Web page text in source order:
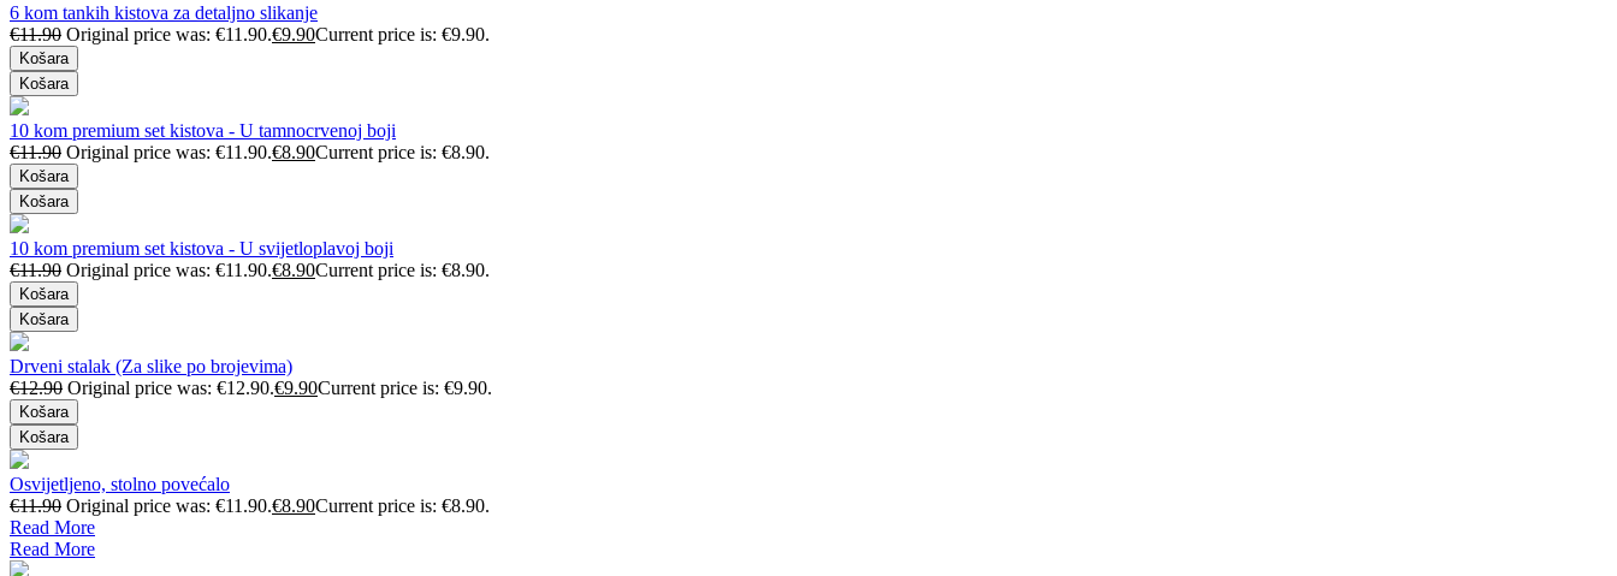
6 kom tankih kistova za detaljno slikanje
€11.90 Original price was: €11.90.€9.90Current price is: €9.90.
Košara
Košara
10 kom premium set kistova - U tamnocrvenoj boji
€11.90 Original price was: €11.90.€8.90Current price is: €8.90.
Košara
Košara
10 kom premium set kistova - U svijetloplavoj boji
€11.90 Original price was: €11.90.€8.90Current price is: €8.90.
Košara
Košara
Drveni stalak (Za slike po brojevima)
€12.90 Original price was: €12.90.€9.90Current price is: €9.90.
Košara
Košara
Osvijetljeno, stolno povećalo
€11.90 Original price was: €11.90.€8.90Current price is: €8.90.
Read More
Read More